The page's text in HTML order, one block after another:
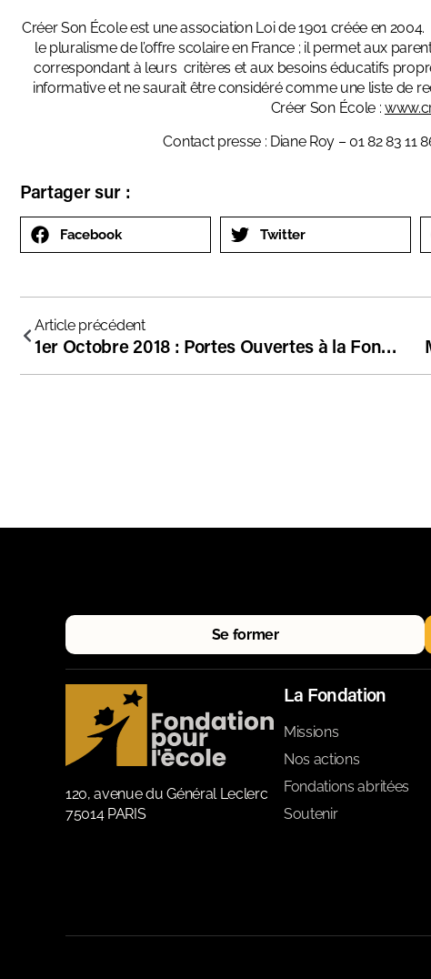
Créer Son École est une association Loi de 1901 créée en
le pluralisme de l’offre scolaire en France ; il permet aux
correspondant à leurs critères et aux besoins éducatifs
informative et ne saurait être considéré comme une liste de
Créer Son École :
Contact presse : Diane Roy – 01 82 83 11
Partager sur :
Facebook Twitter
Article précédent
1er Octobre 2018 : Portes Ouvertes à la Fondation !
Se former
120, avenue du Général Leclerc
75014 PARIS
La Fondation
Missions
Nos actions
Fondations abritées
Soutenir